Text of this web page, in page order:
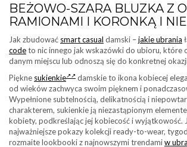
BEŻOWO-SZARA BLUZKA Z
RAMIONAMI I KORONKĄ I
Jak zbudować smart casual damski –jakie ubrania
codeto nic innego jak wskazówki do ubioru, które
danym miejscu lub odnoszą się do konkretnej
Piękne sukienkie
damskie to ikona kobiecej
od wieków zachwyca swoim pięknem i
Wypełnione subtelnością, delikatnością i
charakterem, sukienkie ją niezastąpionym
kobiety, podkreślając jej kobiecość i wyjątkowość.
najważniejsze pokazy kolekcji ready-to-wear,
rozmaite lookbooki z najnowszymi trendamiw